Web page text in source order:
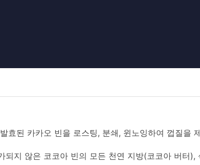
효된 카카오 빈을 로스팅, 분쇄, 윈노잉하여 껍질을
되지 않은 코코아 빈의 모든 천연 지방(코코아 버터